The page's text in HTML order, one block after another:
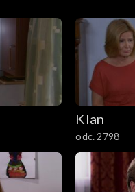
Klan
odc. 2798